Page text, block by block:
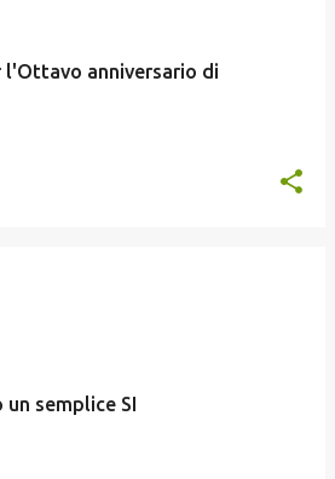
l'Ottavo anniversario di
semplice SI